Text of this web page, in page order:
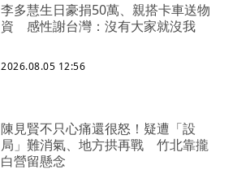
李多慧生日豪捐50萬、親搭卡車送物
資 感性謝台灣：沒有大家就沒我
2026.08.05 12:56
陳見賢不只心痛還很怒！疑遭「設
局」難消氣、地方拱再戰 竹北靠攏
白營留懸念